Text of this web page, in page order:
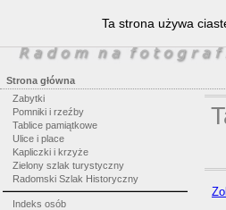
Strona główna
Zabytki
Pomniki i rzeźby
Tablice pamiątkowe
Ulice i place
Kapliczki i krzyże
Zielony szlak turystyczny
Radomski Szlak Historyczny
Indeks osób
Ta strona używa